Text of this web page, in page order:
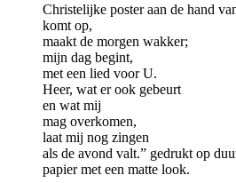
Christelijke poster aan de hand
komt op,
maakt de morgen wakker;
mijn dag begint,
met een lied voor U.
Heer, wat er ook gebeurt
en wat mij
mag overkomen,
laat mij nog zingen
als de avond valt.” gedrukt op
papier met een matte look.